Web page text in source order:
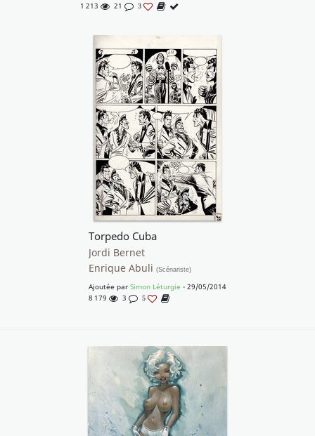
1 213
21 3
Torpedo Cuba
Jordi Bernet
Enrique Abuli (Scénariste)
Ajoutée par Simon Léturgie - 29/05/2014
8 179
3 5